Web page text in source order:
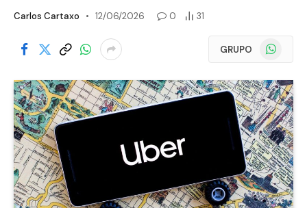
Carlos Cartaxo 12/06/2026 0 31
GRUPO WhatsApp